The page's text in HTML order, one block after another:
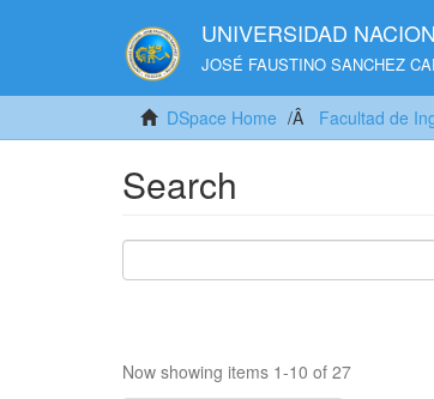
UNIVERSIDAD
JOSÉ FAUSTINO SANCHEZ
DSpace Home Facultad de
Search
Now showing items 1-10 of 27